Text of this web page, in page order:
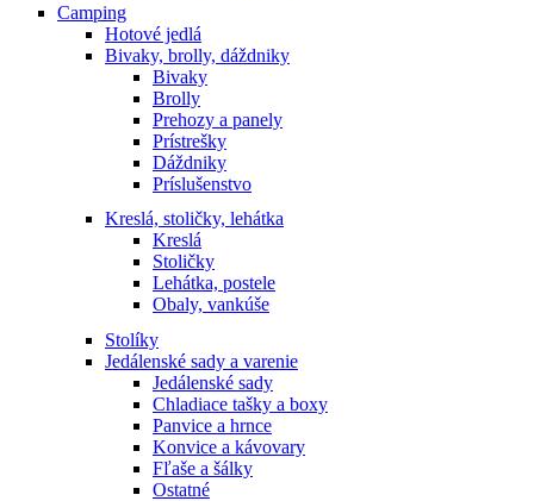
Camping
Hotové jedlá
Bivaky, brolly, dáždniky
Bivaky
Brolly
Prehozy a panely
Prístrešky
Dáždniky
Príslušenstvo
Kreslá, stoličky, lehátka
Kreslá
Stoličky
Lehátka, postele
Obaly, vankúše
Stolíky
Jedálenské sady a varenie
Jedálenské sady
Chladiace tašky a boxy
Panvice a hrnce
Konvice a kávovary
Fľaše a šálky
Ostatné